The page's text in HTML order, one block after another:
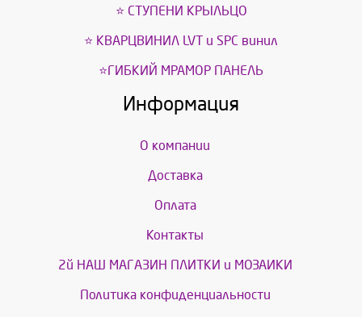
⭐ СТУПЕНИ КРЫЛЬЦО
⭐ КВАРЦВИНИЛ LVT и SPС винил
⭐ГИБКИЙ МРАМОР ПАНЕЛЬ
Информация
О компании
Доставка
Оплата
Контакты
2й НАШ МАГАЗИН ПЛИТКИ и МОЗАИКИ
Политика конфиденциальности